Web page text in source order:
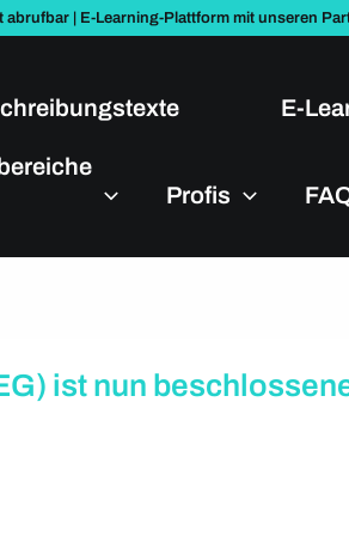
abrufbar | E-Learning-Plattform mit unseren
E-
Profis
ist nun